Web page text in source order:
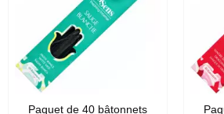
EN STOCK
Paquet de 40 bâtonnets